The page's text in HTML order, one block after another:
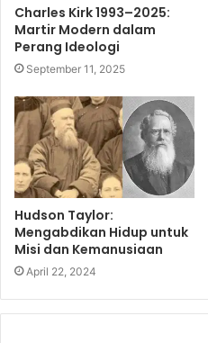
Charles Kirk 1993–2025:
Martir Modern dalam
Perang Ideologi
September 11, 2025
Hudson Taylor:
Mengabdikan Hidup untuk
Misi dan Kemanusiaan
April 22, 2024